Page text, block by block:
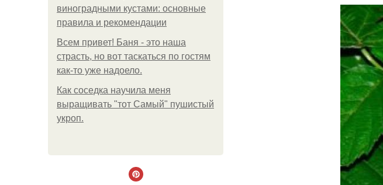
виноградными кустами: основные
правила и рекомендации
Всем привет! Баня - это наша
страсть, но вот таскаться по гостям
как-то уже надоело.
Как соседка научила меня
выращивать "тот Самый" пушистый
укроп.